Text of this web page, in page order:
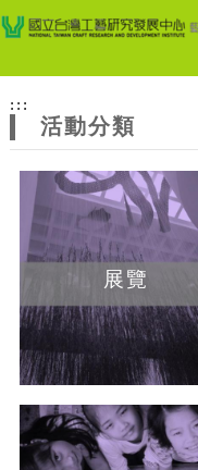
網
站
主
題
跳到主要內容
網站導覽
:::
活動分類
展覽